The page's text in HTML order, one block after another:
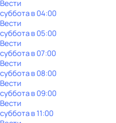
Вести
субботав04:00
Вести
субботав05:00
Вести
субботав07:00
Вести
субботав08:00
Вести
субботав09:00
Вести
субботав11:00